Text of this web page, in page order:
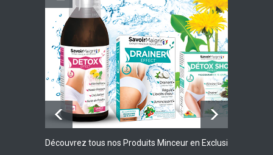
Faites Votre Bilan Minceur
GRATUIT
Découvrez tous nos Produits Minceur en Exclusivité